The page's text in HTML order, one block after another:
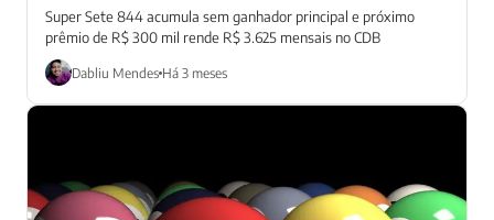
Super Sete 844 acumula sem ganhador principal e próximo
prêmio de R$ 300 mil rende R$ 3.625 mensais no CDB
Dabliu Mendes Há 3 meses